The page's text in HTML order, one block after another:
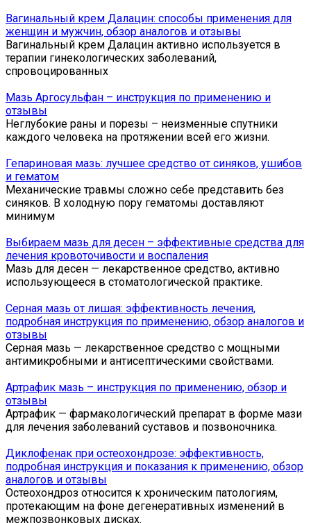
Вагинальный крем Далацин: способы применения для
женщин и мужчин, обзор аналогов и отзывы
Вагинальный крем Далацин активно используется в
терапии гинекологических заболеваний,
спровоцированных
Мазь Аргосульфан – инструкция по применению и
отзывы
Неглубокие раны и порезы – неизменные спутники
каждого человека на протяжении всей его жизни.
Гепариновая мазь: лучшее средство от синяков, ушибов
и гематом
Механические травмы сложно себе представить без
синяков. В холодную пору гематомы доставляют
минимум
Выбираем мазь для десен – эффективные средства для
лечения кровоточивости и воспаления
Мазь для десен — лекарственное средство, активно
использующееся в стоматологической практике.
Серная мазь от лишая: эффективность лечения,
подробная инструкция по применению, обзор аналогов и
отзывы
Серная мазь — лекарственное средство с мощными
антимикробными и антисептическими свойствами.
Артрафик мазь – инструкция по применению, обзор и
отзывы
Артрафик — фармакологический препарат в форме мази
для лечения заболеваний суставов и позвоночника.
Диклофенак при остеохондрозе: эффективность,
подробная инструкция и показания к применению, обзор
аналогов и отзывы
Остеохондроз относится к хроническим патологиям,
протекающим на фоне дегенеративных изменений в
межпозвонковых дисках.